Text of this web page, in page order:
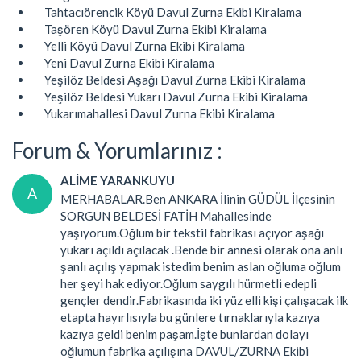
Tahtacıörencik Köyü Davul Zurna Ekibi Kiralama
Taşören Köyü Davul Zurna Ekibi Kiralama
Yelli Köyü Davul Zurna Ekibi Kiralama
Yeni Davul Zurna Ekibi Kiralama
Yeşilöz Beldesi Aşağı Davul Zurna Ekibi Kiralama
Yeşilöz Beldesi Yukarı Davul Zurna Ekibi Kiralama
Yukarımahallesi Davul Zurna Ekibi Kiralama
Forum & Yorumlarınız :
A
ALİME YARANKUYU
MERHABALAR.Ben ANKARA İlinin GÜDÜL İlçesinin
SORGUN BELDESİ FATİH Mahallesinde
yaşıyorum.Oğlum bir tekstil fabrikası açıyor aşağı
yukarı açıldı açılacak .Bende bir annesi olarak ona anlı
şanlı açılış yapmak istedim benim aslan oğluma oğlum
her şeyi hak ediyor.Oğlum saygılı hürmetli edepli
gençler dendir.Fabrikasında iki yüz elli kişi çalışacak ilk
etapta hayırlısıyla bu günlere tırnaklarıyla kazıya
kazıya geldi benim paşam.İşte bunlardan dolayı
oğlumun fabrika açılışına DAVUL/ZURNA Ekibi